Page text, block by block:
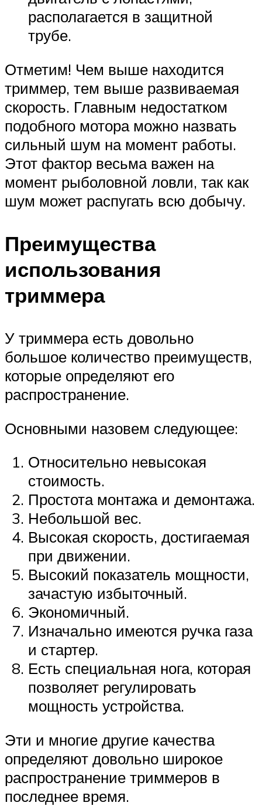
располагается в защитной
трубе.
Отметим! Чем выше находится
триммер, тем выше развиваемая
скорость. Главным недостатком
подобного мотора можно назвать
сильный шум на момент работы.
Этот фактор весьма важен на
момент рыболовной ловли, так как
шум может распугать всю добычу.
Преимущества
использования
триммера
У триммера есть довольно
большое количество преимуществ,
которые определяют его
распространение.
Основными назовем следующее:
Относительно невысокая
стоимость.
Простота монтажа и демонтажа.
Небольшой вес.
Высокая скорость, достигаемая
при движении.
Высокий показатель мощности,
зачастую избыточный.
Экономичный.
Изначально имеются ручка газа
и стартер.
Есть специальная нога, которая
позволяет регулировать
мощность устройства.
Эти и многие другие качества
определяют довольно широкое
распространение триммеров в
последнее время.